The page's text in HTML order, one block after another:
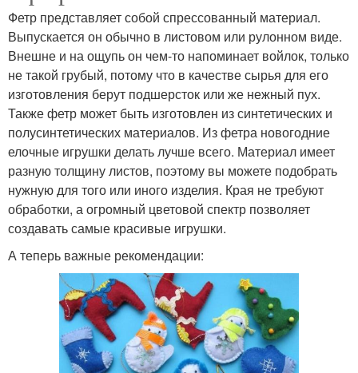
Фетр представляет собой спрессованный материал.
Выпускается он обычно в листовом или рулонном виде.
Внешне и на ощупь он чем-то напоминает войлок, только
не такой грубый, потому что в качестве сырья для его
изготовления берут подшерсток или же нежный пух.
Также фетр может быть изготовлен из синтетических и
полусинтетических материалов. Из фетра новогодние
елочные игрушки делать лучше всего. Материал имеет
разную толщину листов, поэтому вы можете подобрать
нужную для того или иного изделия. Края не требуют
обработки, а огромный цветовой спектр позволяет
создавать самые красивые игрушки.
А теперь важные рекомендации: